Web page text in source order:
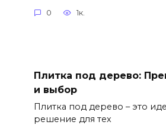
0 1к.
Плитка под дерево:
и выбор
Плитка под дерево – это
решение для тех